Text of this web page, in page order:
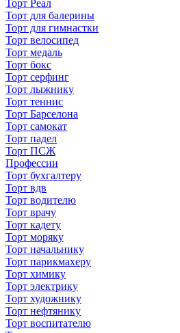
Торт Реал
Торт для балерины
Торт для гимнастки
Торт велосипед
Торт медаль
Торт бокс
Торт серфинг
Торт лыжнику
Торт теннис
Торт Барселона
Торт самокат
Торт падел
Торт ПСЖ
Профессии
Торт бухгалтеру
Торт вдв
Торт водителю
Торт врачу
Торт кадету
Торт моряку
Торт начальнику
Торт парикмахеру
Торт химику
Торт электрику
Торт художнику
Торт нефтянику
Торт воспитателю